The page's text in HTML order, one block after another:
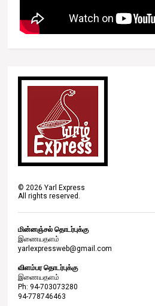
©2026 Yarl Express
All rights reserved.
மின்னஞ்சல் தொடர்புக்கு
இணையதளம்
yarlexpressweb@gmail.com
விளம்பர தொடர்புக்கு
இணையதளம்
Ph: 94-703073280
94-778746463